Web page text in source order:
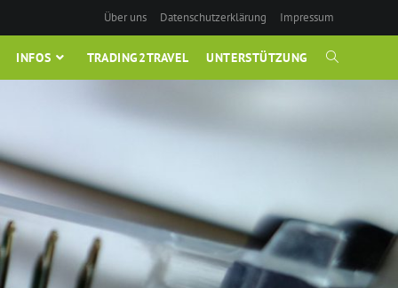
Über uns Datenschutzerklärung Impressum
INFOS TRADING2TRAVEL UNTERSTÜTZUNG WEBSITE-